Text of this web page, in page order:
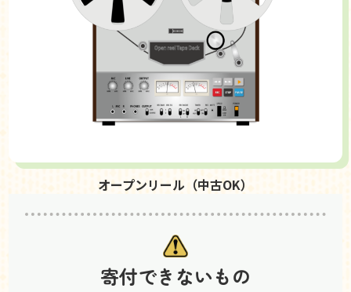
オープンリール（中古OK）
寄付できないもの